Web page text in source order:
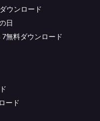
ウンロード
日
無料ダウンロード
ード